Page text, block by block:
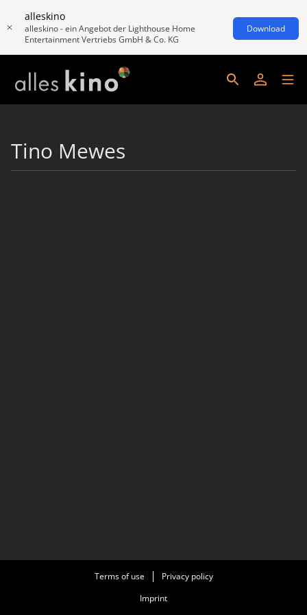
alleskino
alleskino - ein Angebot der Lighthouse Home
Entertainment Vertriebs GmbH & Co. KG
Download
Tino Mewes
Terms of use
Privacy policy
Imprint